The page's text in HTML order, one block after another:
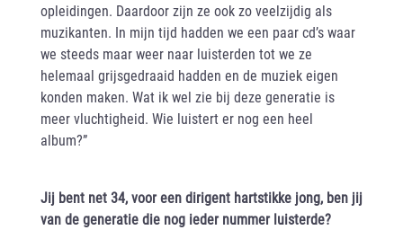
opleidingen. Daardoor zijn ze ook zo veelzijdig als
muzikanten. In mijn tijd hadden we een paar cd’s waar
we steeds maar weer naar luisterden tot we ze
helemaal grijsgedraaid hadden en de muziek eigen
konden maken. Wat ik wel zie bij deze generatie is
meer vluchtigheid. Wie luistert er nog een heel
album?”
Jij bent net 34, voor een dirigent hartstikke jong, ben jij
van de generatie die nog ieder nummer luisterde?